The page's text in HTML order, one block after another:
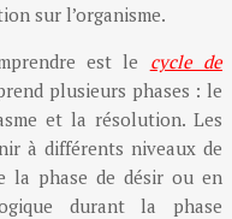
sur l’organisme.
est le cycle de
plusieurs phases : le
et la résolution. Les
à différents niveaux de
la phase de désir ou en
durant la phase